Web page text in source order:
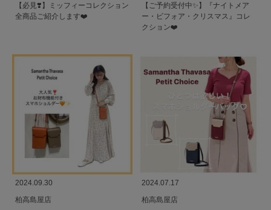
【必見❣️】ミッフィーコレクション
全商品ご紹介します❤️
【ご予約受付中✨】『ナイトメア
ー・ビフォア・クリスマス』コレ
クション❤️
2024.09.30
柏高島屋店
2024.07.17
柏高島屋店